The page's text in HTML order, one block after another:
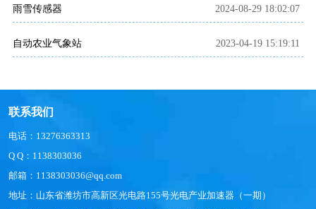
雨雪传感器 2024-08-29 18:02:07
自动农业气象站 2023-04-19 15:19:11
联系我们
电话：13276363313
Q Q：1138303036
邮箱：1138303036@qq.com
地址：山东省潍坊市高新区光电路155号光电产业加速器（一期）